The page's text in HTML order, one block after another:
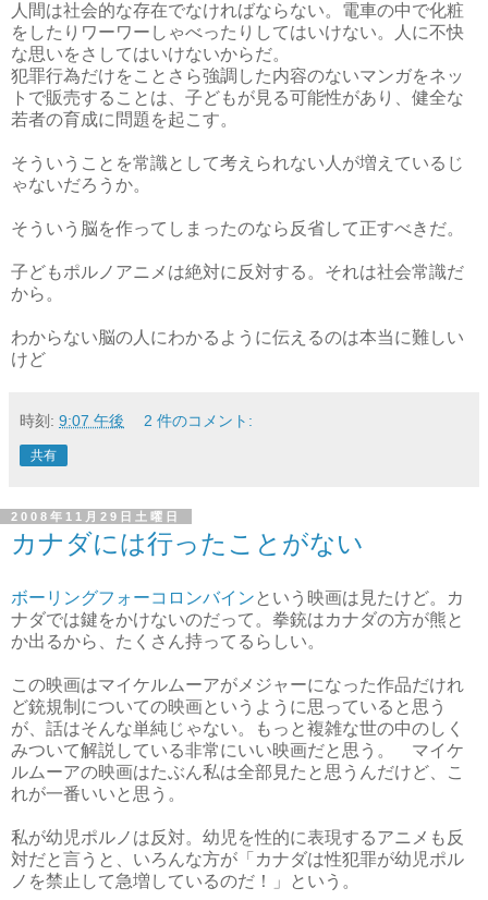
人間は社会的な存在でなければならない。電車の中で化粧
をしたりワーワーしゃべったりしてはいけない。人に不快
な思いをさしてはいけないからだ。
犯罪行為だけをことさら強調した内容のないマンガをネッ
トで販売することは、子どもが見る可能性があり、健全な
若者の育成に問題を起こす。
そういうことを常識として考えられない人が増えているじ
ゃないだろうか。
そういう脳を作ってしまったのなら反省して正すべきだ。
子どもポルノアニメは絶対に反対する。それは社会常識だ
から。
わからない脳の人にわかるように伝えるのは本当に難しい
けど
時刻: 9:07 午後 2 件のコメント:
共有
2008年11月29日土曜日
カナダには行ったことがない
ボーリングフォーコロンバイン という映画は見たけど。カ
ナダでは鍵をかけないのだって。拳銃はカナダの方が熊と
か出るから、たくさん持ってるらしい。
この映画はマイケルムーアがメジャーになった作品だけれ
ど銃規制についての映画というように思っていると思う
が、話はそんな単純じゃない。もっと複雑な世の中のしく
みついて解説している非常にいい映画だと思う。 マイケ
ルムーアの映画はたぶん私は全部見たと思うんだけど、こ
れが一番いいと思う。
私が幼児ポルノは反対。幼児を性的に表現するアニメも反
対だと言うと、いろんな方が「カナダは性犯罪が幼児ポル
ノを禁止して急増しているのだ！」という。